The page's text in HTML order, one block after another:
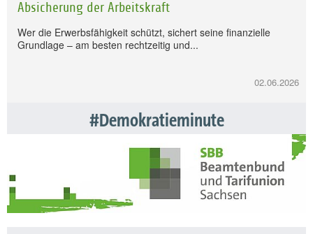
Absicherung der Arbeitskraft
Wer die Erwerbsfähigkeit schützt, sichert seine finanzielle
Grundlage – am besten rechtzeitig und...
02.06.2026
#Demokratieminute